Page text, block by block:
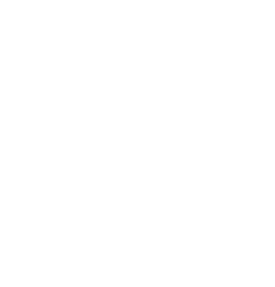
karcie